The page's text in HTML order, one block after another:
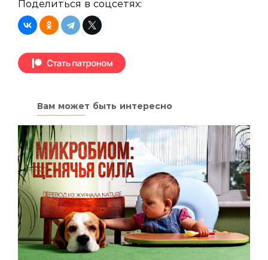
Поделиться в соцсетях:
Вам может быть интересно